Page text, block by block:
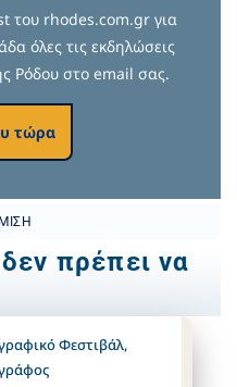
του rhodes.com.gr για
όλες τις εκδηλώσεις
Ρόδου στο email σας.
τώρα
πρέπει να
Φεστιβάλ,